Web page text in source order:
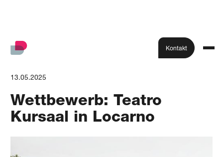
Kontakt
13.05.2025
Wettbewerb: Teatro
Kursaal in Locarno